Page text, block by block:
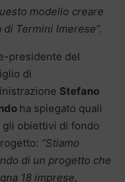
modello creare
Termini Imerese”.
presidente del
di
Stefano
ha spiegato quali
gli obiettivi di fondo
“Stiamo
di un progetto che
18 imprese,